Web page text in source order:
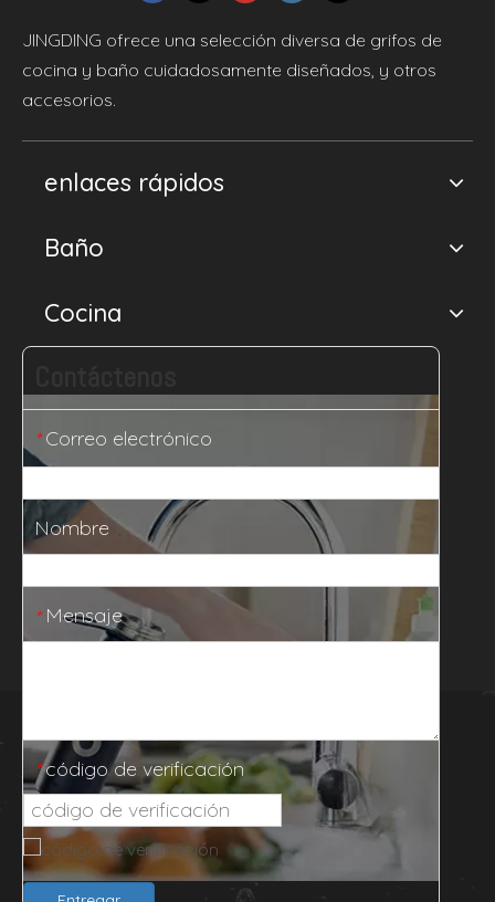
JINGDING ofrece una selección diversa de grifos de
cocina y baño cuidadosamente diseñados, y otros
accesorios.
enlaces rápidos
Baño
Cocina
* Correo electrónico
Nombre
* Mensaje
* código de verificación